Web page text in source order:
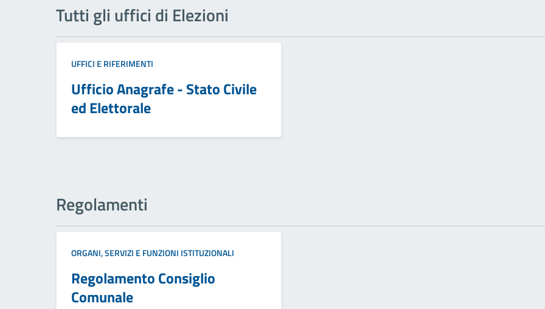
Tutti gli uffici di Elezioni
UFFICI E RIFERIMENTI
Ufficio Anagrafe - Stato Civile
ed Elettorale
Regolamenti
ORGANI, SERVIZI E FUNZIONI ISTITUZIONALI
Regolamento Consiglio
Comunale